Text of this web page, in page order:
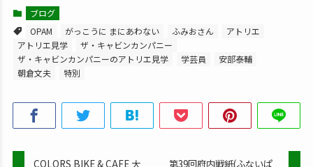
ブログ
OPAM
がっこうに まにあわない ふみおさん
アトリエ
アトリエ見学
ザ・キャビンカンパニー
ザ・キャビンカンパニーのアトリエ見学
学芸員
安部泰輔
朝倉文夫
特別
COLORS BIKE & CAFE 大
第39回府内戦紙(ふないぱ